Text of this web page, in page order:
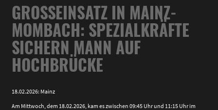
GROSSEINSATZ IN MAINZ-M
OMBACH: SPEZIALKRÄFTE S
ICHERN MANN AUF H
OCHBRÜCKE
18.02.2026: Mainz
Am Mittwoch, dem 18.02.2026, kam es zwischen 09:45 Uhr und 11:15 Uhr im